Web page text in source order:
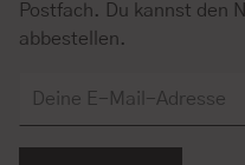
Postfach. Du kannst den
abbestellen.